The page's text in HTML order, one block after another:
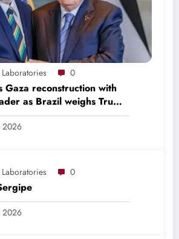
0
Gaza reconstruction with
as Brazil weighs Trump
2026
0
2026